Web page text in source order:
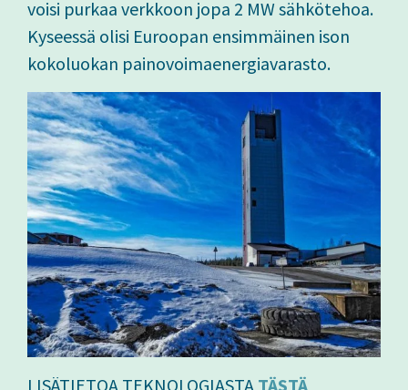
voisi purkaa verkkoon jopa 2 MW sähkötehoa.
Kyseessä olisi Euroopan ensimmäinen ison
kokoluokan painovoimaenergiavarasto.
LISÄTIETOA TEKNOLOGIASTA TÄSTÄ